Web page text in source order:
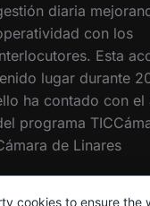
diaria
con los
Esta
lugar durante
ha contado con el
programa
de Linares
cookies to ensure the